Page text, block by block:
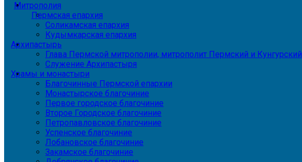
Митрополия
Пермская епархия
Соликамская епархия
Кудымкарская епархия
Архипастырь
Глава Пермской митрополии, митрополит Пермский и Кунгурский
Служение Архипастыря
Храмы и монастыри
Благочинные Пермской епархии
Монастырское благочиние
Первое городское благочиние
Второе Городское благочиние
Петропавловское благочиние
Успенское благочиние
Лобановское благочиние
Закамское благочиние